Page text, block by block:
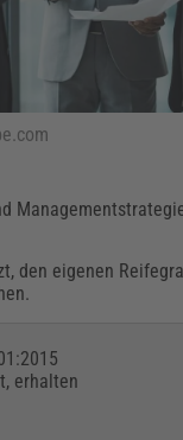
den eigenen
erhalten